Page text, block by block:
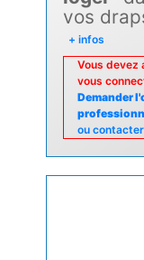
vos
+ infos
Vous devez
vous
Demander
ou